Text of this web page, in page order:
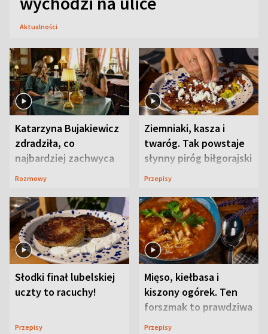
Aktualności
Katarzyna Bujakiewicz
zdradziła, co
najbardziej zachwyca
ją w Lublinie
Rozmowy
Ziemniaki, kasza i
twaróg. Tak powstaje
słynny piróg biłgorajski
Przepisy
Słodki finał lubelskiej
uczty to racuchy!
Przepisy
Mięso, kiełbasa i
kiszony ogórek. Ten
forszmak to prawdziwa
uczta
Przepisy